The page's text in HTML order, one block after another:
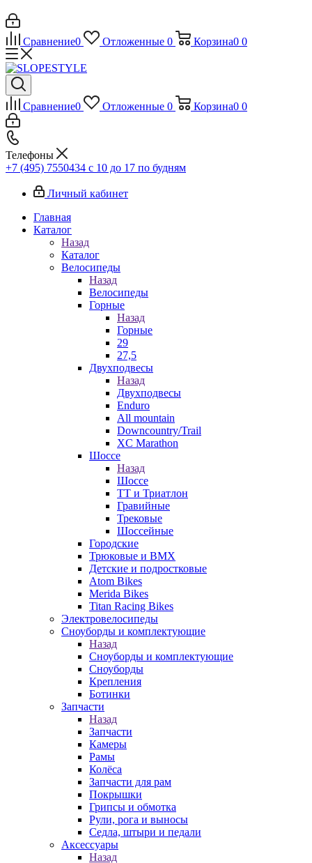
Сравнение0 Отложенные 0 Корзина0 0
Сравнение0 Отложенные 0 Корзина0 0
Телефоны
+7 (495) 7550434 с 10 до 17 по будням
Личный кабинет
Главная
Каталог
Назад
Каталог
Велосипеды
Назад
Велосипеды
Горные
Назад
Горные
29
27,5
Двухподвесы
Назад
Двухподвесы
Enduro
All mountain
Downcountry/Trail
XC Marathon
Шоссе
Назад
Шоссе
ТТ и Триатлон
Гравийные
Трековые
Шоссейные
Городские
Трюковые и BMX
Детские и подростковые
Atom Bikes
Merida Bikes
Titan Racing Bikes
Электровелосипеды
Cноуборды и комплектующие
Назад
Cноуборды и комплектующие
Сноуборды
Крепления
Ботинки
Запчасти
Назад
Запчасти
Камеры
Рамы
Колёса
Запчасти для рам
Покрышки
Грипсы и обмотка
Рули, рога и выносы
Седла, штыри и педали
Аксессуары
Назад